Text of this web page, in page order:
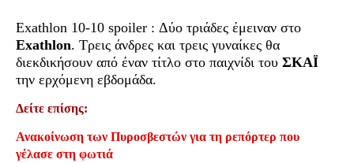
Exathlon 10-10 spoiler : Δύο τριάδες έμειναν στο
Exathlon. Τρεις άνδρες και τρεις γυναίκες θα
διεκδικήσουν από έναν τίτλο στο παιχνίδι του ΣΚΑΪ
την ερχόμενη εβδομάδα.
Δείτε επίσης:
Ανακοίνωση των Πυροσβεστών για τη ρεπόρτερ που
γέλασε στη φωτιά